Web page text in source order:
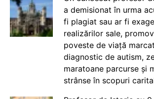
a demisionat în urma
fi plagiat sau ar fi
realizărilor sale,
poveste de viață
diagnostic de autism,
maratoane parcurse și
strânse în scopuri